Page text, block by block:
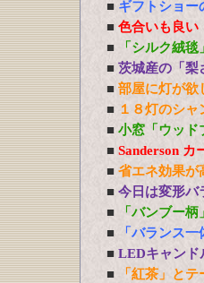
■ ギフトショー
■ 色合いも良い
■
「シルク絨
■ 茨城産の「梨
■ 部屋に灯が欲
■ １８灯のシ
■ 小窓「ウッド
■ Sanderson
■ 省エネ効果が
■ 今日は変形バ
■
「バンブー
■ 「バランス
■ LEDキャン
■ 「紅茶」と